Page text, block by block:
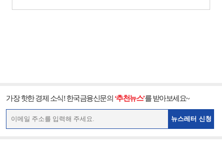
가장 핫한 경제 소식! 한국금융신문의 ‘추천뉴스’를 받아보세요~
뉴스레터 신청